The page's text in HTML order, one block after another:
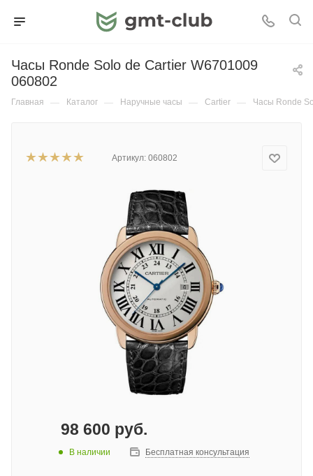
Часы Ronde Solo de Cartier W6701009
060802
Главная — Каталог — Наручные часы — Cartier — Часы Ronde
Артикул: 060802
98 600 руб.
В наличии Бесплатная консультация